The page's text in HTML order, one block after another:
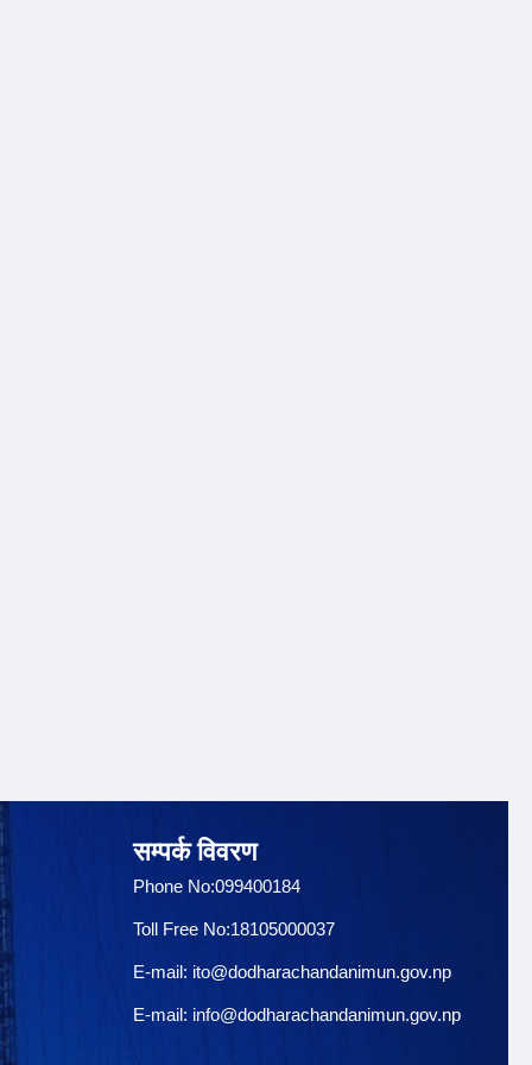
सम्पर्क विवरण
Phone No:099400184
Toll Free No:18105000037
E-mail: ito@dodharachandanimun.gov.np
E-mail: info@dodharachandanimun.gov.np